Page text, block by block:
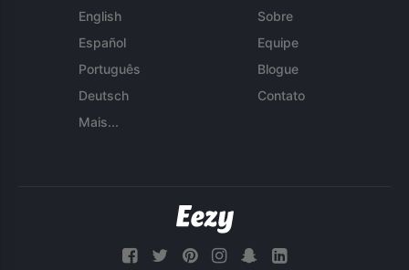
English
Español
Português
Deutsch
Mais...
Sobre
Equipe
Blogue
Contato